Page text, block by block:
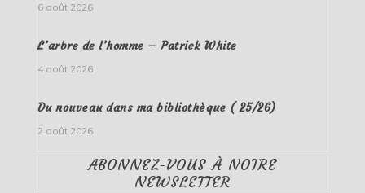
6 août 2026
L’arbre de l’homme – Patrick White
4 août 2026
Du nouveau dans ma bibliothèque ( 25/26)
2 août 2026
ABONNEZ-VOUS À NOTRE
NEWSLETTER